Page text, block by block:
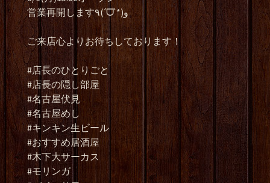
営業再開します٩(ˊᗜˋ*)و
ご来店心よりお待ちしております！
#店長のひとりごと
#店長の隠し部屋
#名古屋伏見
#名古屋めし
#キンキン生ビール
#おすすめ居酒屋
#木下大サーカス
#モリンガ